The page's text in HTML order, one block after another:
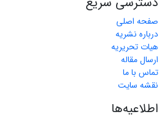
صفحه اصلی
درباره نشریه
هیات تحریریه
ارسال مقاله
تماس با ما
نقشه سایت
اطلاعیه‌ها